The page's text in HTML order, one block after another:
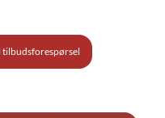
tilbudsforespørsel